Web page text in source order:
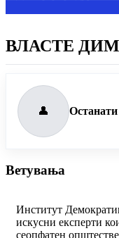
ВЛАСТЕ
👤 Останати
Ветувања
Институт
искусни експерти
сеопфатен